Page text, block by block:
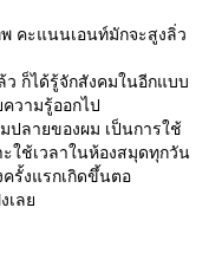
คะแนนเอนท์มักจะสูงลิ่ว
ว ก็ได้รู้จักสังคมในอีกแบบ
วามรู้ออกไป
ลายของผม เป็นการใช้
ใช้เวลาในห้องสมุดทุกวัน
ครั้งแรกเกิดขึ้นตอ
งเล